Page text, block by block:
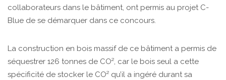
collaborateurs dans le bâtiment, ont permis au projet C-
Blue de se démarquer dans ce concours.
La construction en bois massif de ce bâtiment a permis de
séquestrer 126 tonnes de CO², car le bois seul a cette
spécificité de stocker le CO² qu’il a ingéré durant sa